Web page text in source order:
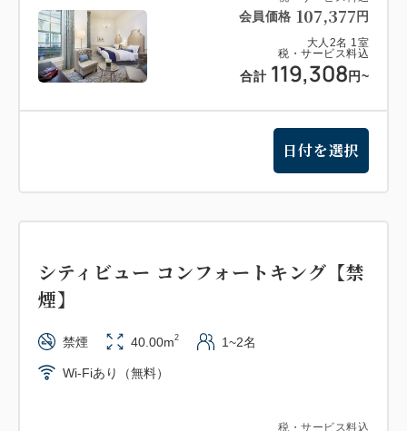
会員価格 107,377 円
大人 2名 1 室
税・サービス料込
合計 119,308 円~
日付を選択
税・サービス料込
シティビュー コンフォートキング【禁
煙】
禁煙 40.00m2 1~2名
Wi-Fiあり（無料）